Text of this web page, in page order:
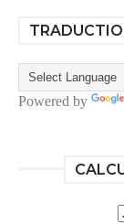
Powered by